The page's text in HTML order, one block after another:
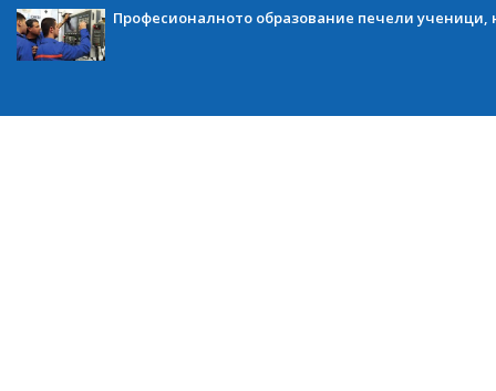
Професионалното образование печели ученици,